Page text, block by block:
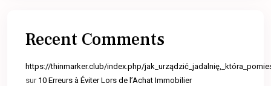
Recent Comments
https://thinmarker.club/index.php/
sur 10 Erreurs à Éviter Lors de l’Achat Immobilier